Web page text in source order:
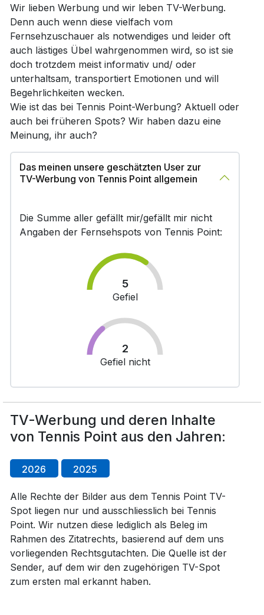
Wir lieben Werbung und wir leben TV-Werbung.
Denn auch wenn diese vielfach vom
Fernsehzuschauer als notwendiges und leider oft
auch lästiges Übel wahrgenommen wird, so ist sie
doch trotzdem meist informativ und/ oder
unterhaltsam, transportiert Emotionen und will
Begehrlichkeiten wecken.
Wie ist das bei Tennis Point-Werbung? Aktuell oder
auch bei früheren Spots? Wir haben dazu eine
Meinung, ihr auch?
Das meinen unsere geschätzten User zur
TV-Werbung von Tennis Point allgemein
Die Summe aller gefällt mir/gefällt mir nicht
Angaben der Fernsehspots von Tennis Point:
5
Gefiel
2
Gefiel nicht
TV-Werbung und deren Inhalte
von Tennis Point aus den Jahren:
2026 2025
Alle Rechte der Bilder aus dem Tennis Point TV-
Spot liegen nur und ausschliesslich bei Tennis
Point. Wir nutzen diese lediglich als Beleg im
Rahmen des Zitatrechts, basierend auf dem uns
vorliegenden Rechtsgutachten. Die Quelle ist der
Sender, auf dem wir den zugehörigen TV-Spot
zum ersten mal erkannt haben.